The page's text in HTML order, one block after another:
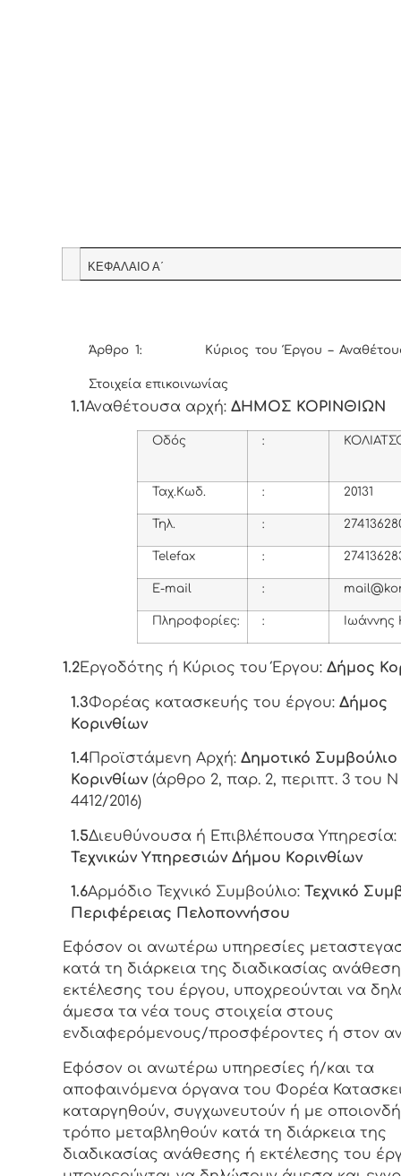
ΚΕΦΑΛΑΙΟ Α΄
Άρθρο 1: Κύριος του Έργου –
Στοιχεία επικοινωνίας
1.1Αναθέτουσα αρχή:ΔΗΜΟΣ ΚΟΡΙΝΘΙΩΝ
Οδός :
Ταχ.Κωδ. : 20131
Τηλ. :
Telefax :
E-mail :
Πληροφορίες: :
1.2Εργοδότης ή Κύριος του Έργου: Δήμος
1.3Φορέας κατασκευής του έργου:Δήμος
Κορινθίων
1.4Προϊστάμενη Αρχή:Δημοτικό
Κορινθίων(άρθρο 2, παρ. 2, περιπτ. 3 του Ν
4412/2016)
1.5Διευθύνουσα ή Επιβλέπουσα Υπηρεσία:
Τεχνικών Υπηρεσιών Δήμου Κορινθίων
1.6Αρμόδιο Τεχνικό Συμβούλιο:Τεχνικό
Περιφέρειας Πελοποννήσου
Εφόσον οι ανωτέρω υπηρεσίες
κατά τη διάρκεια της διαδικασίας
εκτέλεσης του έργου, υποχρεούνται να
άμεσα τα νέα τους στοιχεία στους
ενδιαφερόμενους/προσφέροντες ή στον
Εφόσον οι ανωτέρω υπηρεσίες ή/και τα
αποφαινόμενα όργανα του Φορέα
καταργηθούν, συγχωνευτούν ή με
τρόπο μεταβληθούν κατά τη διάρκεια της
διαδικασίας ανάθεσης ή εκτέλεσης του